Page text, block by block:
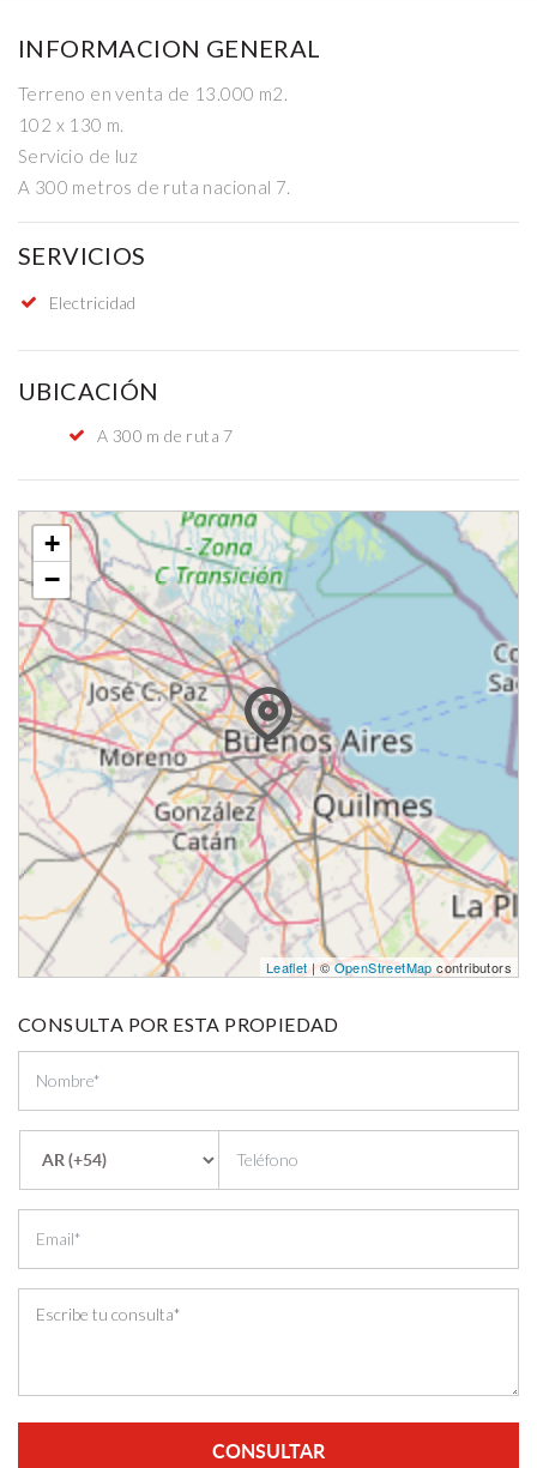
INFORMACION GENERAL
Terreno en venta de 13.000 m2.
102 x 130 m.
Servicio de luz
A 300 metros de ruta nacional 7.
SERVICIOS
Electricidad
UBICACIÓN
A 300 m de ruta 7
+
−
Leaflet| ©OpenStreetMap contributors
CONSULTA POR ESTA PROPIEDAD
CONSULTAR